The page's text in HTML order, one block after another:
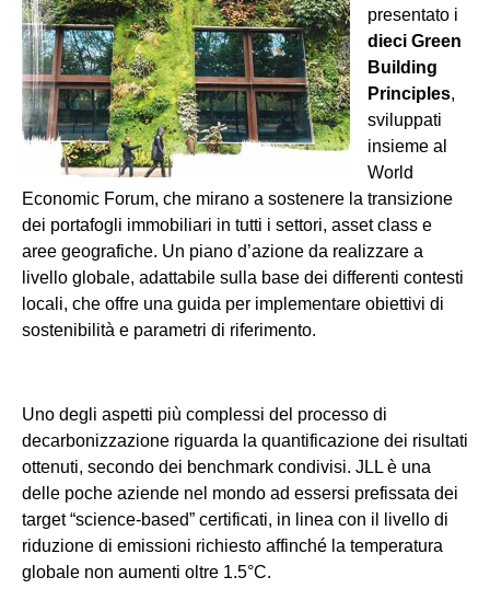
presentato i
dieci Green
Building
Principles,
sviluppati
insieme al
World
Economic Forum, che mirano a sostenere la transizione
dei portafogli immobiliari in tutti i settori, asset class e
aree geografiche. Un piano d’azione da realizzare a
livello globale, adattabile sulla base dei differenti contesti
locali, che offre una guida per implementare obiettivi di
sostenibilità e parametri di riferimento.
Uno degli aspetti più complessi del processo di
decarbonizzazione riguarda la quantificazione dei risultati
ottenuti, secondo dei benchmark condivisi. JLL è una
delle poche aziende nel mondo ad essersi prefissata dei
target “science-based” certificati, in linea con il livello di
riduzione di emissioni richiesto affinché la temperatura
globale non aumenti oltre 1.5°C.